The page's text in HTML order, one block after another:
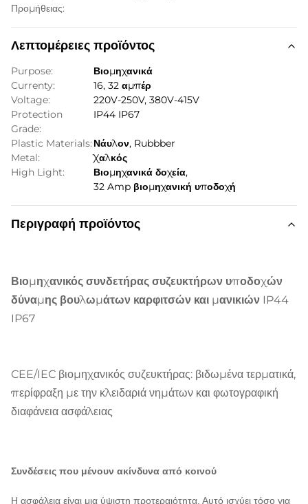
Προμήθειας:
Λεπτομέρειες προϊόντος
Purpose:
Βιομηχανικά
Currenty:
16, 32 αμπέρ
Voltage:
220V-250V, 380V-415V
Protection
Grade:
IP44 IP67
Plastic Materials: Νάυλον, Rubbber
Metal:
Χαλκός
High Light:
Βιομηχανικά δοχεία,
32 Amp βιομηχανική υποδοχή
Περιγραφή προϊόντος
Βιομηχανικός συνδετήρας συζευκτήρων υποδοχών
δύναμης βουλωμάτων καρφιτσών και μανικιών IP44
IP67
CEE/IEC βιομηχανικός συζευκτήρας: βιδωμένα τερματικά,
περίφραξη με την κλειδαριά νημάτων και φωτογραφική
διαφάνεια ασφάλειας
Συνδέσεις που μένουν ακίνδυνα από κοινού
Η ασφάλεια είναι μια ύψιστη προτεραιότητα. Αυτό ισχύει τόσο για